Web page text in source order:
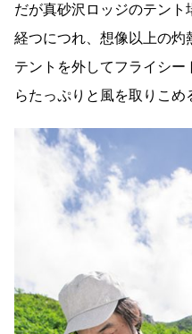
だが真砂沢ロッジのテン
経つにつれ、想像以上の
テントを外してフライシ
らたっぷりと風を取りこめ